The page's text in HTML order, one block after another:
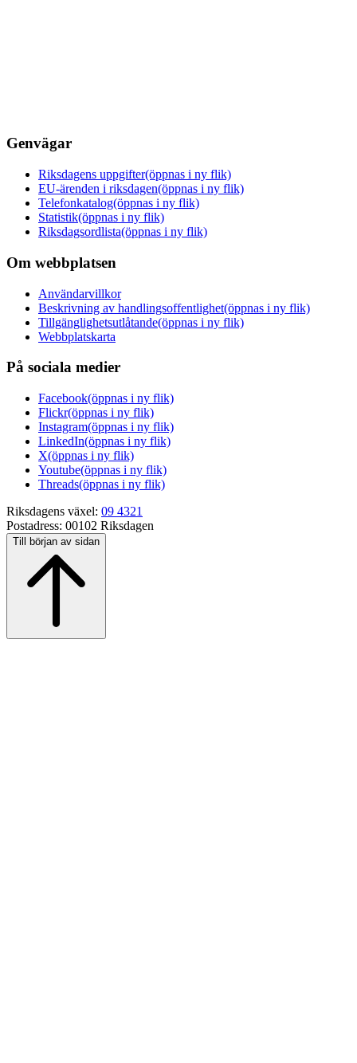
Genvägar
Riksdagens uppgifter(öppnas i ny flik)
EU-ärenden i riksdagen(öppnas i ny flik)
Telefonkatalog(öppnas i ny flik)
Statistik(öppnas i ny flik)
Riksdagsordlista(öppnas i ny flik)
Om webbplatsen
Användarvillkor
Beskrivning av handlingsoffentlighet(öppnas i ny flik)
Tillgänglighetsutlåtande(öppnas i ny flik)
Webbplatskarta
På sociala medier
Facebook(öppnas i ny flik)
Flickr(öppnas i ny flik)
Instagram(öppnas i ny flik)
LinkedIn(öppnas i ny flik)
X(öppnas i ny flik)
Youtube(öppnas i ny flik)
Threads(öppnas i ny flik)
Riksdagens växel: 09 4321
Postadress: 00102 Riksdagen
Till början av sidan